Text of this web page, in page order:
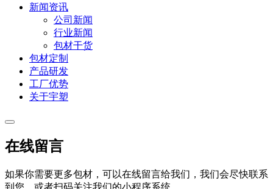
新闻资讯
公司新闻
行业新闻
包材干货
包材定制
产品研发
工厂优势
关于宇塑
在线留言
如果你需要更多包材，可以在线留言给我们，我们会尽快联系
到您，或者扫码关注我们的小程序系统